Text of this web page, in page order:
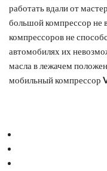
работать вдали от
большой компрессор не
компрессоров не
автомобилях их
масла в лежачем
мобильный компрессор